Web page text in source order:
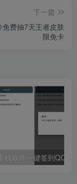
下一篇
免费抽7天王者皮肤
限免卡
机软件一键签到QQ黄